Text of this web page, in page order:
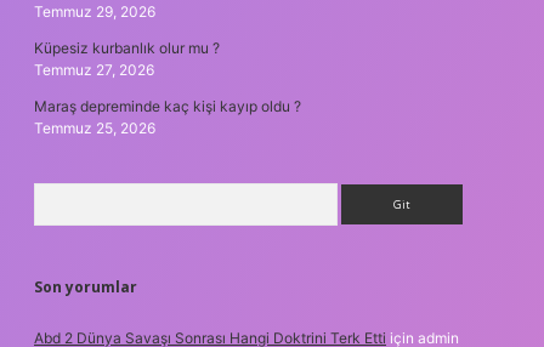
Temmuz 29, 2026
Küpesiz kurbanlık olur mu ?
Temmuz 27, 2026
Maraş depreminde kaç kişi kayıp oldu ?
Temmuz 25, 2026
Son yorumlar
Abd 2 Dünya Savaşı Sonrası Hangi Doktrini Terk Etti için admin